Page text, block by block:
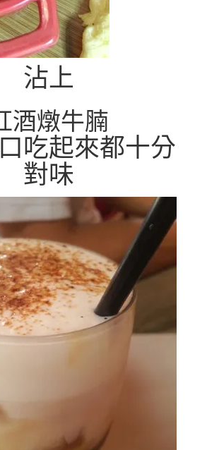
沾上
酒燉牛腩
吃起來都十分
對味